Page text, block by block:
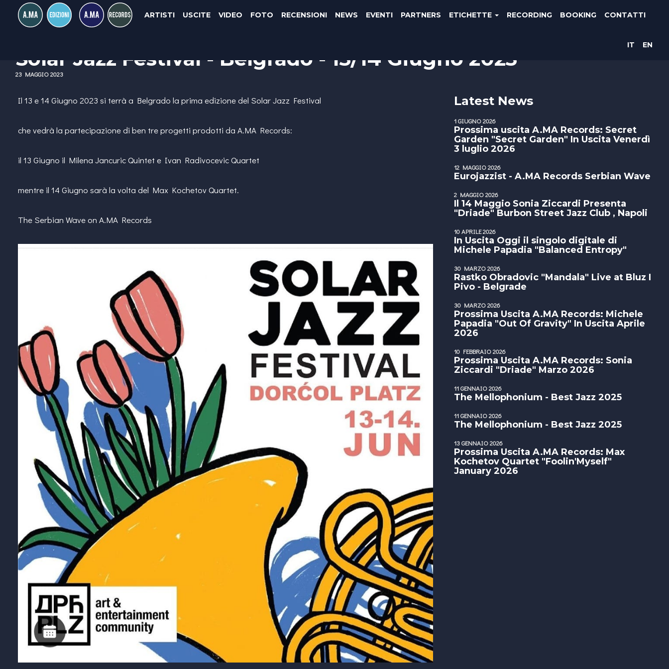
ARTISTI USCITE VIDEO FOTO RECENSIONI NEWS EVENTI PARTNERS ETICHETTE RECORDING BOOKING CONTATTI
IT EN
Solar Jazz Festival - Belgrado - 13/14 Giugno 2023
23 MAGGIO 2023
Il 13 e 14 Giugno 2023 si terrà a Belgrado la prima edizione del Solar Jazz Festival
che vedrà la partecipazione di ben tre progetti prodotti da A.MA Records:
il 13 Giugno il Milena Jancuric Quintet e Ivan Radivocevic Quartet
mentre il 14 Giugno sarà la volta del Max Kochetov Quartet.
The Serbian Wave on A.MA Records
Latest News
1 GIUGNO 2026
Prossima uscita A.MA Records: Secret
Garden "Secret Garden" In Uscita Venerdì
3 luglio 2026
12 MAGGIO 2026
Eurojazzist - A.MA Records Serbian Wave
2 MAGGIO 2026
Il 14 Maggio Sonia Ziccardi Presenta
"Driade" Burbon Street Jazz Club , Napoli
10 APRILE 2026
In Uscita Oggi il singolo digitale di
Michele Papadia "Balanced Entropy"
30 MARZO 2026
Rastko Obradovic "Mandala" Live at Bluz I
Pivo - Belgrade
30 MARZO 2026
Prossima Uscita A.MA Records: Michele
Papadia "Out Of Gravity" In Uscita Aprile
2026
10 FEBBRAIO 2026
Prossima Uscita A.MA Records: Sonia
Ziccardi "Driade" Marzo 2026
11 GENNAIO 2026
The Mellophonium - Best Jazz 2025
11 GENNAIO 2026
The Mellophonium - Best Jazz 2025
13 GENNAIO 2026
Prossima Uscita A.MA Records: Max
Kochetov Quartet "Foolin'Myself"
January 2026